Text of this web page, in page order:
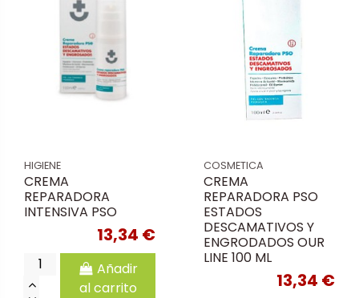
HIGIENE
CREMA
REPARADORA
INTENSIVA PSO
13,34 €
Añadir
al carrito
COSMETICA
CREMA
REPARADORA PSO
ESTADOS
DESCAMATIVOS Y
ENGRODADOS OUR
LINE 100 ML
13,34 €